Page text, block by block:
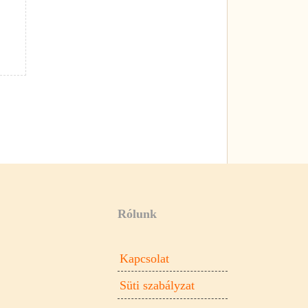
Rólunk
Kapcsolat
Süti szabályzat